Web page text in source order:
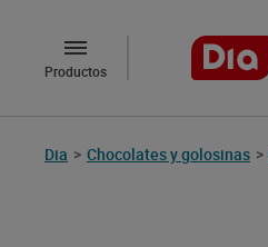
Productos
Dia > Chocolates y golosinas >